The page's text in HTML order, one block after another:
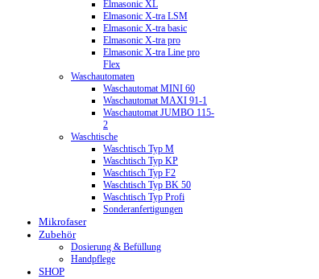
Elmasonic XL
Elmasonic X-tra LSM
Elmasonic X-tra basic
Elmasonic X-tra pro
Elmasonic X-tra Line pro
Flex
Waschautomaten
Waschautomat MINI 60
Waschautomat MAXI 91-1
Waschautomat JUMBO 115-
2
Waschtische
Waschtisch Typ M
Waschtisch Typ KP
Waschtisch Typ F2
Waschtisch Typ BK 50
Waschtisch Typ Profi
Sonderanfertigungen
Mikrofaser
Zubehör
Dosierung & Befüllung
Handpflege
SHOP